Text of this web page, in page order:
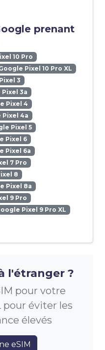
prenant
10 Pro
Pixel 10 Pro XL
3
3a
Pixel 4
Pixel 4a
Pixel 5
Pixel 6
Pixel 6a
7 Pro
8
Pixel 8a
9 Pro
Pixel 9 Pro XL
l'étranger ?
pour votre
pour éviter les
élevés
eSIM